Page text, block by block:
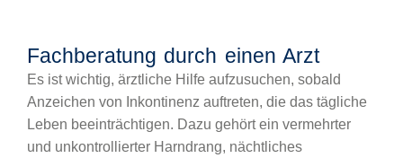
Fachberatung durch einen Arzt
Es ist wichtig, ärztliche Hilfe aufzusuchen, sobald
Anzeichen von Inkontinenz auftreten, die das tägliche
Leben beeinträchtigen. Dazu gehört ein vermehrter
und unkontrollierter Harndrang, nächtliches